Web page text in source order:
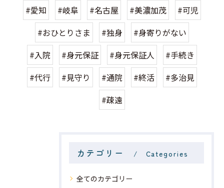
#愛知 #岐阜 #名古屋 #美濃加茂
#可児
#おひとりさま
#独身
#身寄りがない
#入院
#身元保証 #身元保証人
#手続き
#代行
#見守り #通院 #終活
#多治見
#疎遠
カテゴリー Categories
全てのカテゴリー